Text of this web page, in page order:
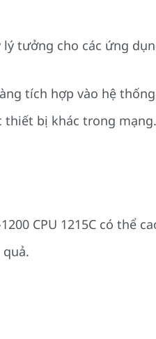
tưởng cho các ứng
tích hợp vào hệ
thiết bị khác trong mạng.
CPU 1215C có thể